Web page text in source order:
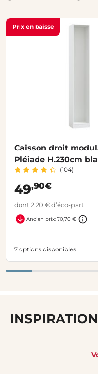
Prix en baisse
Caisson droit
Pléiade H.230cm
(104)
49,90€
dont 2,20 € d’éco-part
Ancien prix: 70,70 €
7 options disponibles